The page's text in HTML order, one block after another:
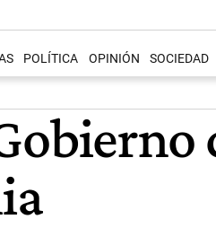
POLÍTICA OPINIÓN SOCIEDAD